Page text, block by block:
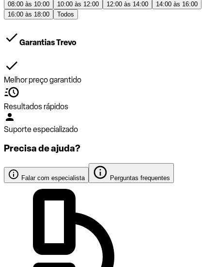
08:00 às 10:00 10:00 às 12:00 12:00 às 14:00
14:00 às 16:00
16:00 às 18:00
Todos
Garantias Trevo
Melhor preço garantido
Resultados rápidos
Suporte especializado
Precisa de ajuda?
Falar com especialista Perguntas frequentes